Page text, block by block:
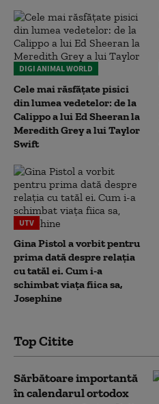
DIGI ANIMAL WORLD
Cele mai răsfățate pisici
din lumea vedetelor: de la
Calippo a lui Ed Sheeran la
Meredith Grey a lui Taylor
Swift
UTV
Gina Pistol a vorbit pentru
prima dată despre relația
cu tatăl ei. Cum i-a
schimbat viața fiica sa,
Josephine
Top Citite
Sărbătoare importantă
în calendarul ortodox